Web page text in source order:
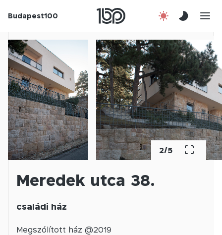
Budapest100
Csatlakozz!
Kapcsolat
En
2/5
Meredek utca 38.
családi ház
Megszólított ház @2019